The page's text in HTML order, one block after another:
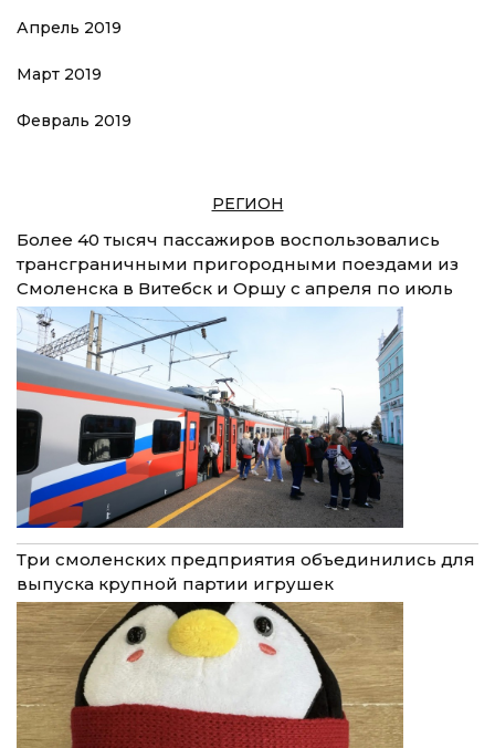
Апрель 2019
Март 2019
Февраль 2019
РЕГИОН
Более 40 тысяч пассажиров воспользовались
трансграничными пригородными поездами из
Смоленска в Витебск и Оршу с апреля по июль
Три смоленских предприятия объединились для
выпуска крупной партии игрушек